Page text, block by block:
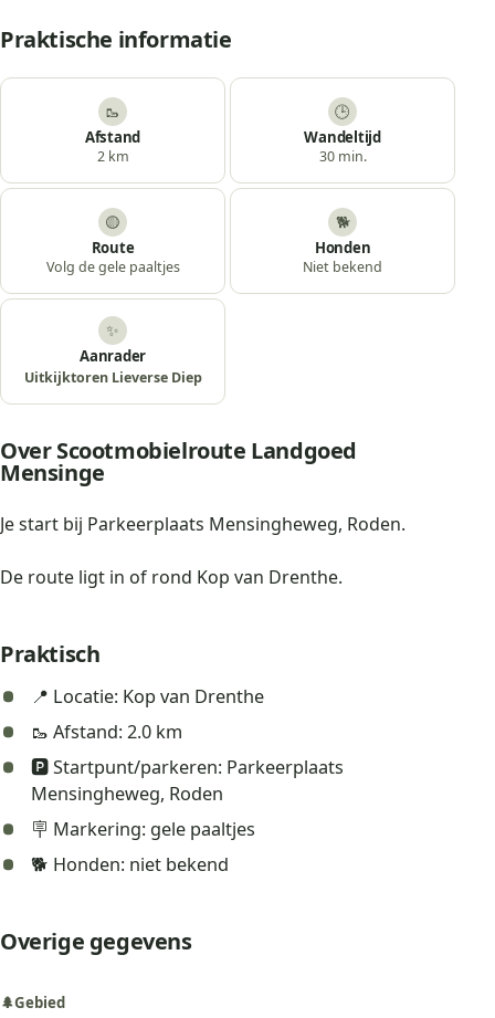
Praktische informatie
🥾
Afstand
2 km
🕒
Wandeltijd
30 min.
🟡
Route
Volg de gele paaltjes
🐕
Honden
Niet bekend
✨
Aanrader
Uitkijktoren Lieverse Diep
Over Scootmobielroute Landgoed
Mensinge
Je start bij Parkeerplaats Mensingheweg, Roden.
De route ligt in of rond Kop van Drenthe.
Praktisch
📍 Locatie: Kop van Drenthe
🥾 Afstand: 2.0 km
🅿️ Startpunt/parkeren: Parkeerplaats
Mensingheweg, Roden
🪧 Markering: gele paaltjes
🐕 Honden: niet bekend
Overige gegevens
🌲Gebied